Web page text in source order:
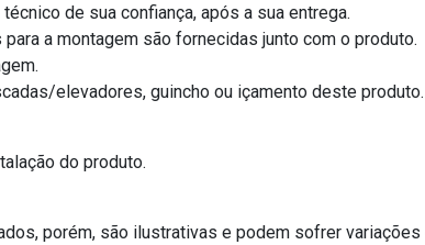
de sua confiança, após a sua entrega.
a montagem são fornecidas junto com o produto.
elevadores, guincho ou içamento deste produto.
do produto.
porém, são ilustrativas e podem sofrer